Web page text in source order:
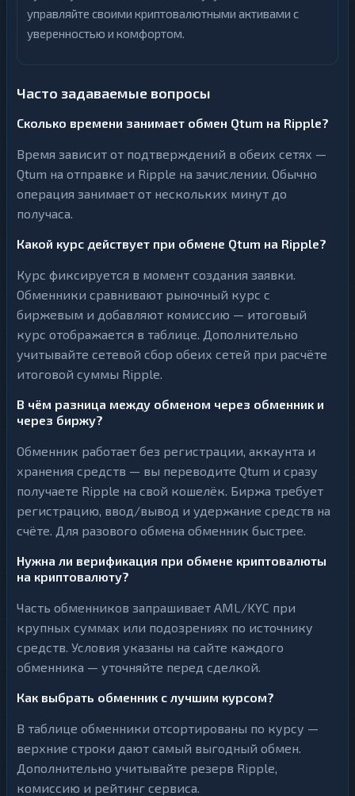
управляйте своими криптовалютными активами с
уверенностью и комфортом.
Часто задаваемые вопросы
Сколько времени занимает обмен Qtum на Ripple?
Время зависит от подтверждений в обеих сетях —
Qtum на отправке и Ripple на зачислении. Обычно
операция занимает от нескольких минут до
получаса.
Какой курс действует при обмене Qtum на Ripple?
Курс фиксируется в момент создания заявки.
Обменники сравнивают рыночный курс с
биржевым и добавляют комиссию — итоговый
курс отображается в таблице. Дополнительно
учитывайте сетевой сбор обеих сетей при расчёте
итоговой суммы Ripple.
В чём разница между обменом через обменник и
через биржу?
Обменник работает без регистрации, аккаунта и
хранения средств — вы переводите Qtum и сразу
получаете Ripple на свой кошелёк. Биржа требует
регистрацию, ввод/вывод и удержание средств на
счёте. Для разового обмена обменник быстрее.
Нужна ли верификация при обмене криптовалюты
на криптовалюту?
Часть обменников запрашивает AML/KYC при
крупных суммах или подозрениях по источнику
средств. Условия указаны на сайте каждого
обменника — уточняйте перед сделкой.
Как выбрать обменник с лучшим курсом?
В таблице обменники отсортированы по курсу —
верхние строки дают самый выгодный обмен.
Дополнительно учитывайте резерв Ripple,
комиссию и рейтинг сервиса.